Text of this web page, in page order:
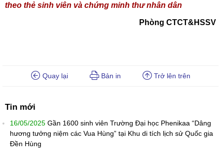
theo thẻ sinh viên và chứng minh thư nhân dân
Phòng CTCT&HSSV
Quay lại Bản in Trở lên trên
Tin mới
16/05/2025 Gần 1600 sinh viên Trường Đại học Phenikaa “Dâng
hương tưởng niệm các Vua Hùng” tại Khu di tích lịch sử Quốc gia
Đền Hùng